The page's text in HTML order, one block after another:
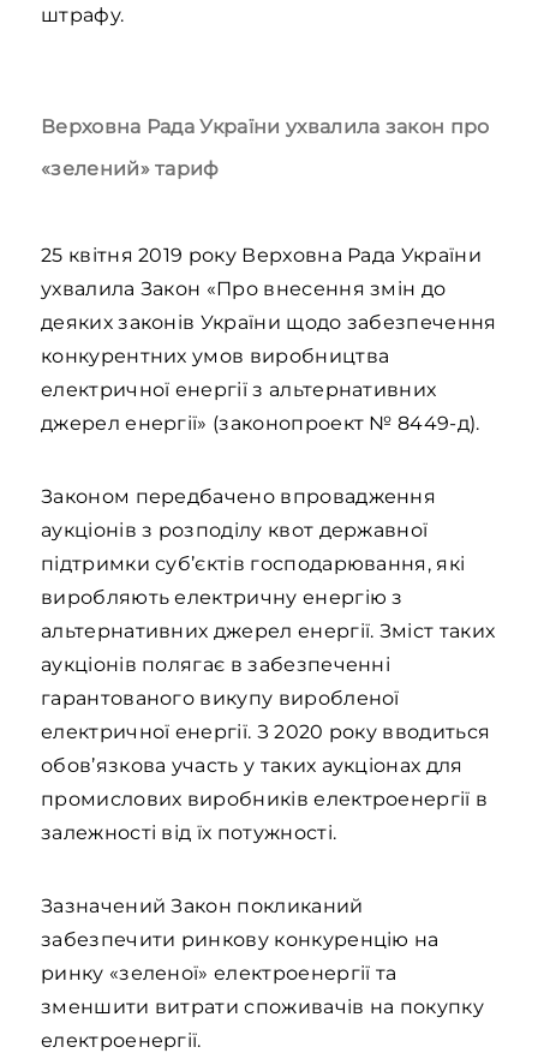
штрафу.
Верховна Рада України ухвалила закон про
«зелений» тариф
25 квітня 2019 року Верховна Рада України
ухвалила Закон «Про внесення змін до
деяких законів України щодо забезпечення
конкурентних умов виробництва
електричної енергії з альтернативних
джерел енергії» (законопроект № 8449-д).
Законом передбачено впровадження
аукціонів з розподілу квот державної
підтримки суб’єктів господарювання, які
виробляють електричну енергію з
альтернативних джерел енергії. Зміст таких
аукціонів полягає в забезпеченні
гарантованого викупу виробленої
електричної енергії. З 2020 року вводиться
обов’язкова участь у таких аукціонах для
промислових виробників електроенергії в
залежності від їх потужності.
Зазначений Закон покликаний
забезпечити ринкову конкуренцію на
ринку «зеленої» електроенергії та
зменшити витрати споживачів на покупку
електроенергії.